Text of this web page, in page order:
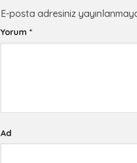
E-posta adresiniz
Yorum *
Ad